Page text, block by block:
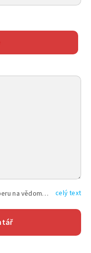
Vyplněním shora uvedených údajů beru na vědomí, že společnost TEXT FACTORY s.r.o., sídlem Brno, Durďákova 336/29, Černá Pole, PSČ: 613 00, IČ: 06157831, zapsané u Krajského soudu v Brně, oddíl C, vložka 100399, bude zpracovávat mé osobní údaje uvedené v rámci mnou vyplněného registračního formuláře na základě oprávněných zájmů TEXT FACTORY s.r.o. dle čl. 6 odst. 1 písm. f) GDPR a pro splnění právních povinností (čl. 6 odst. 1 písm. c) GDPR), a to pro tyto účely: nezbytnost zajistit oprávnění návštěvníka webových stránek provozovaných společností TEXT FACTORY s.r.o. přispívat aktivně ke zveřejněným článkům nebo v rámci diskusních fór a výkon práv TEXT FACTORY s.r.o. jako administrátora těchto diskusních fór. Více informací o zpracování osobních údajů a právech lze nalézt v celý text